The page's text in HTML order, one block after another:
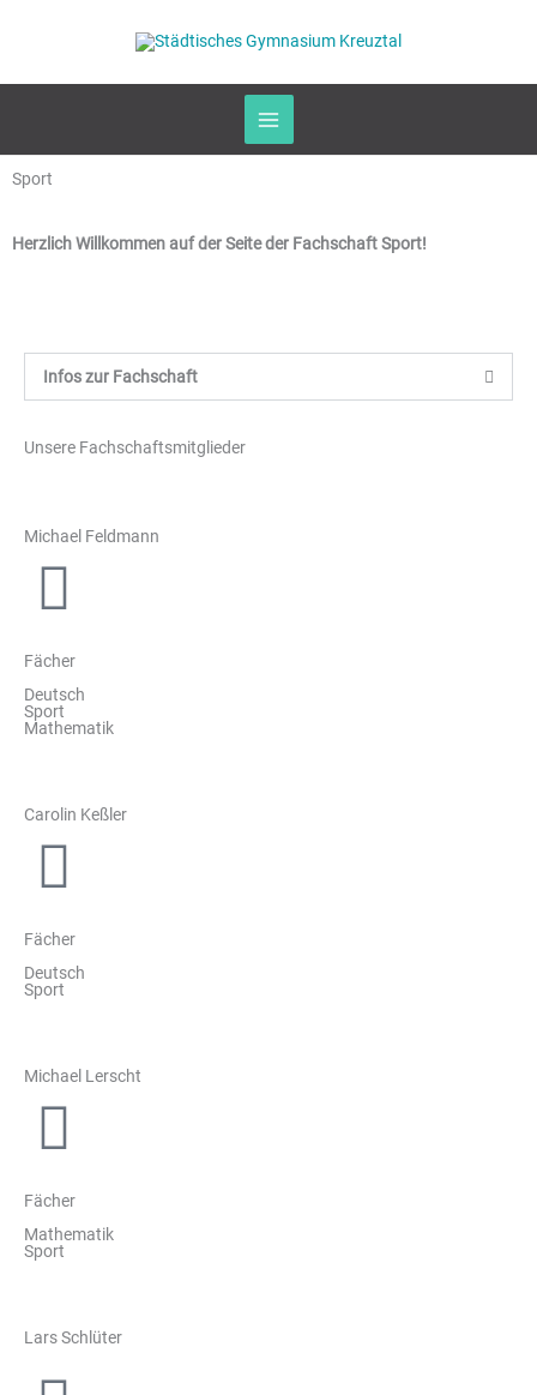
Sport
Herzlich Willkommen auf der Seite der Fachschaft Sport!
Infos zur Fachschaft
Unsere Fachschaftsmitglieder
Michael Feldmann
Fächer
Deutsch
Sport
Mathematik
Carolin Keßler
Fächer
Deutsch
Sport
Michael Lerscht
Fächer
Mathematik
Sport
Lars Schlüter